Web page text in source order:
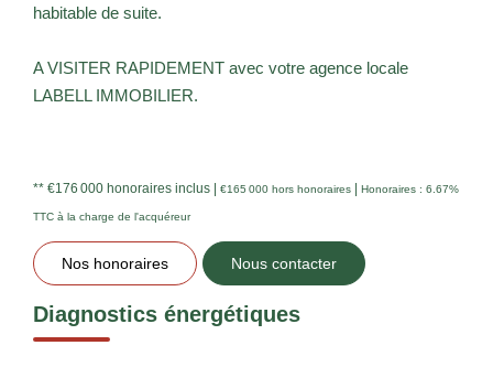
habitable de suite.
A VISITER RAPIDEMENT avec votre agence locale
LABELL IMMOBILIER.
** €176 000 honoraires inclus | €165 000 hors honoraires | Honoraires : 6.67%
TTC à la charge de l'acquéreur
Nos honoraires Nous contacter
Diagnostics énergétiques